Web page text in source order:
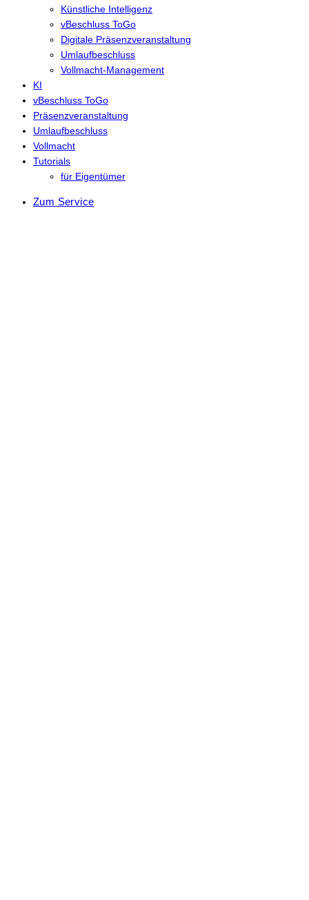
Künstliche Intelligenz
vBeschluss ToGo
Digitale Präsenzveranstaltung
Umlaufbeschluss
Vollmacht-Management
KI
vBeschluss ToGo
Präsenzveranstaltung
Umlaufbeschluss
Vollmacht
Tutorials
für Eigentümer
Zum Service